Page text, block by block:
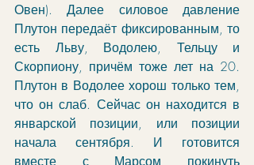
Овен). Далее силовое давление
Плутон передаёт фиксированным, то
есть Льву, Водолею, Тельцу и
Скорпиону, причём тоже лет на 20.
Плутон в Водолее хорош только тем,
что он слаб. Сейчас он находится в
январской позиции, или позиции
начала сентября. И готовится
вместе с Марсом покинуть